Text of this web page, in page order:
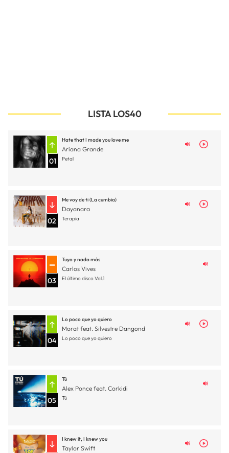
LISTA LOS40
01
Hate that I made you love me
Ariana Grande
Petal
02
Me voy de ti (La cumbia)
Dayanara
Terapia
03
Tuyo y nada más
Carlos Vives
El último disco Vol.1
04
Lo poco que yo quiero
Morat feat. Silvestre Dangond
Lo poco que yo quiero
05
Tú
Alex Ponce feat. Corkidi
Tú
I knew it, I knew you
Taylor Swift